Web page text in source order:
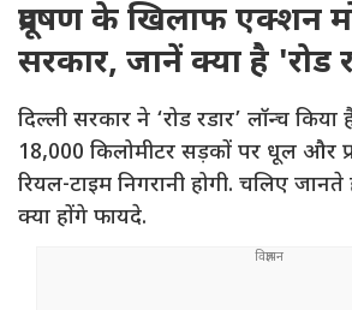
प्रदूषण के खिलाफ एक्शन
सरकार, जानें क्या है 'रोड
दिल्ली सरकार ने ‘रोड रडार’ लॉन्च
18,000 किलोमीटर सड़कों पर धूल और
रियल-टाइम निगरानी होगी. चलिए
क्या होंगे फायदे.